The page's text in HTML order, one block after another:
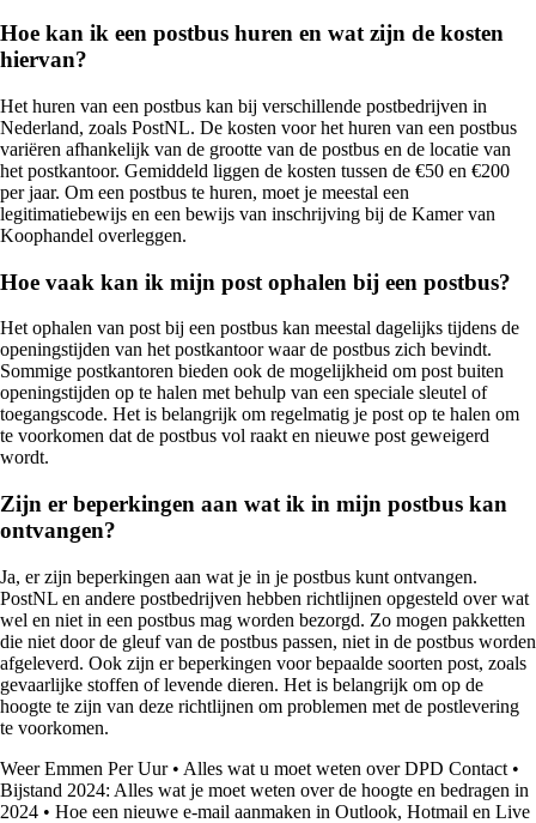
Hoe kan ik een postbus huren en wat zijn de kosten
hiervan?
Het huren van een postbus kan bij verschillende postbedrijven in
Nederland, zoals PostNL. De kosten voor het huren van een postbus
variëren afhankelijk van de grootte van de postbus en de locatie van
het postkantoor. Gemiddeld liggen de kosten tussen de €50 en €200
per jaar. Om een postbus te huren, moet je meestal een
legitimatiebewijs en een bewijs van inschrijving bij de Kamer van
Koophandel overleggen.
Hoe vaak kan ik mijn post ophalen bij een postbus?
Het ophalen van post bij een postbus kan meestal dagelijks tijdens de
openingstijden van het postkantoor waar de postbus zich bevindt.
Sommige postkantoren bieden ook de mogelijkheid om post buiten
openingstijden op te halen met behulp van een speciale sleutel of
toegangscode. Het is belangrijk om regelmatig je post op te halen om
te voorkomen dat de postbus vol raakt en nieuwe post geweigerd
wordt.
Zijn er beperkingen aan wat ik in mijn postbus kan
ontvangen?
Ja, er zijn beperkingen aan wat je in je postbus kunt ontvangen.
PostNL en andere postbedrijven hebben richtlijnen opgesteld over wat
wel en niet in een postbus mag worden bezorgd. Zo mogen pakketten
die niet door de gleuf van de postbus passen, niet in de postbus worden
afgeleverd. Ook zijn er beperkingen voor bepaalde soorten post, zoals
gevaarlijke stoffen of levende dieren. Het is belangrijk om op de
hoogte te zijn van deze richtlijnen om problemen met de postlevering
te voorkomen.
Weer Emmen Per Uur• Alles wat u moet weten over DPD Contact •
Bijstand 2024: Alles wat je moet weten over de hoogte en bedragen in
2024 • Hoe een nieuwe e-mail aanmaken in Outlook, Hotmail en Live